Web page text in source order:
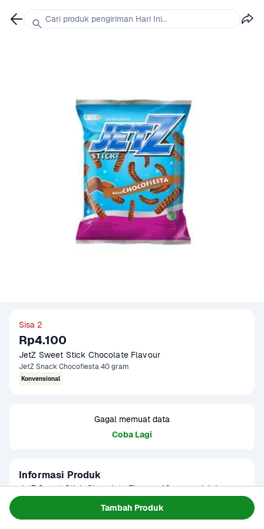
Tambah Produk
Sisa 2
Rp4.100
JetZ Sweet Stick Chocolate Flavour
JetZ Snack Chocofiesta 40 gram
Konvensional
Gagal memuat data
Coba Lagi
Informasi Produk
JetZ Sweet Stick Chocolate Flavour 40 gram adalah
anak-anak maupun orang dewasa. Rasanya yang gurih dan
Cari produk pengiriman Hari Ini...